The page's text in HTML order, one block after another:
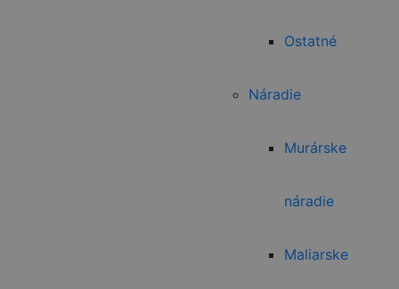
Ostatné
Náradie
Murárske
náradie
Maliarske